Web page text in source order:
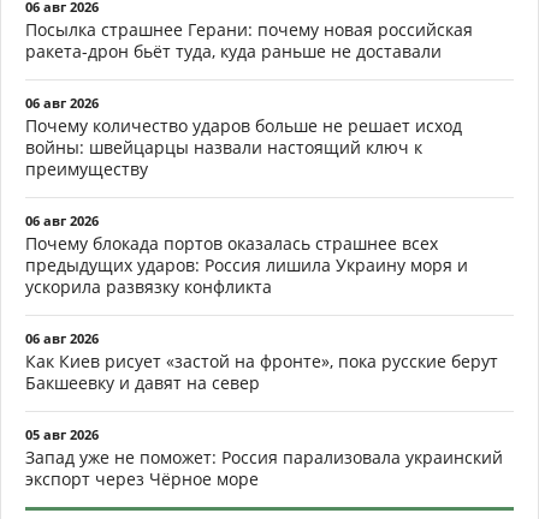
06 авг 2026
Посылка страшнее Герани: почему новая российская
ракета-дрон бьёт туда, куда раньше не доставали
06 авг 2026
Почему количество ударов больше не решает исход
войны: швейцарцы назвали настоящий ключ к
преимуществу
06 авг 2026
Почему блокада портов оказалась страшнее всех
предыдущих ударов: Россия лишила Украину моря и
ускорила развязку конфликта
06 авг 2026
Как Киев рисует «застой на фронте», пока русские берут
Бакшеевку и давят на север
05 авг 2026
Запад уже не поможет: Россия парализовала украинский
экспорт через Чёрное море